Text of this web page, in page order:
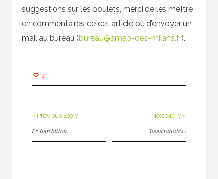
suggestions sur les poulets, merci de les mettre
en commentaires de cet article ou d’envoyer un
mail au bureau (bureau@amap-des-milans.fr).
2
« Previous Story
Le tourbillon
Next Story »
Tooomaaates !